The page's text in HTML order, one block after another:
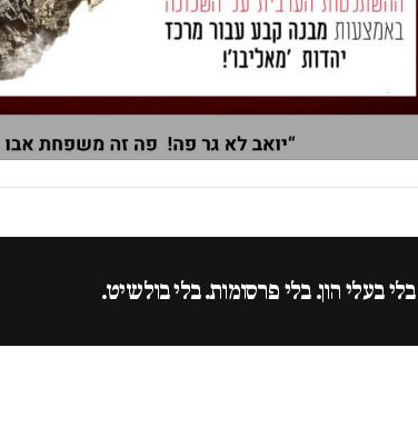
בלי בעלי הון. בלי פרסומות. בלי בולשיט.